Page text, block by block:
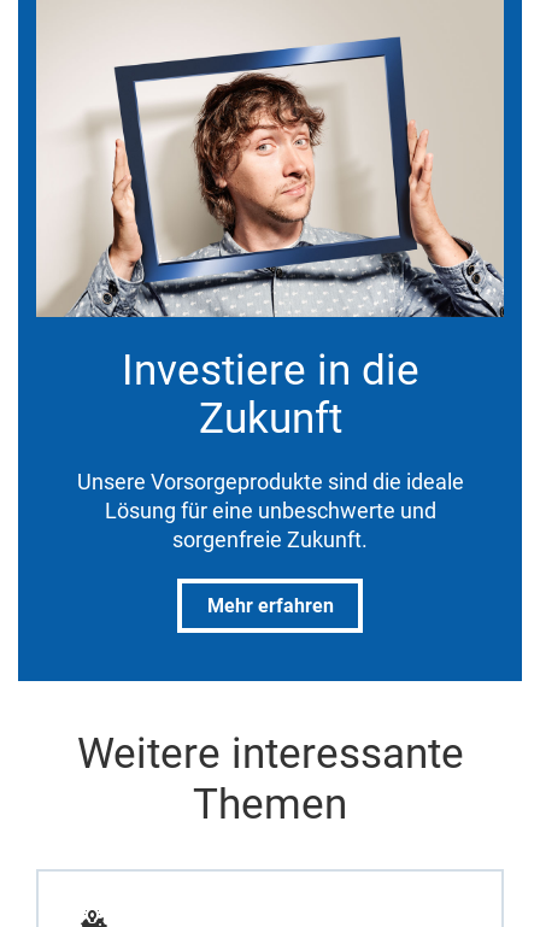
Investiere in die
Zukunft
Unsere Vorsorgeprodukte sind die ideale
Lösung für eine unbeschwerte und
sorgenfreie Zukunft.
Mehr erfahren
Weitere interessante
Themen